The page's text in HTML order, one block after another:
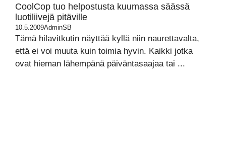
CoolCop tuo helpostusta kuumassa säässä
luotiliivejä pitäville
10.5.2009AdminSB
Tämä hilavitkutin näyttää kyllä niin naurettavalta,
että ei voi muuta kuin toimia hyvin. Kaikki jotka
ovat hieman lähempänä päiväntasaajaa tai ...